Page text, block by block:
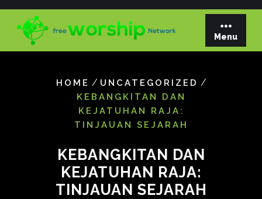
content
Menu
HOME / UNCATEGORIZED /
KEBANGKITAN DAN
KEJATUHAN RAJA:
TINJAUAN SEJARAH
KEBANGKITAN DAN
KEJATUHAN RAJA:
TINJAUAN SEJARAH